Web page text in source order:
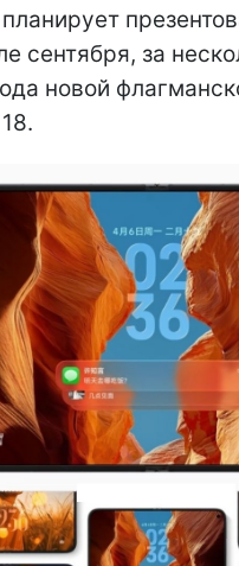
сентября, за
новой